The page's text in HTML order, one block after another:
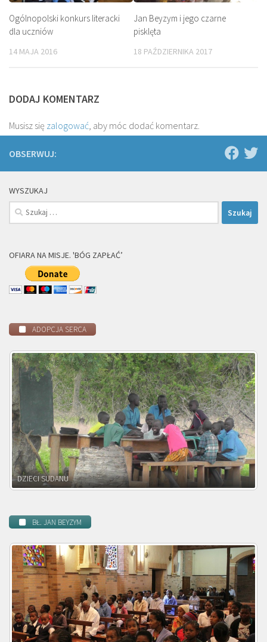
Ogólnopolski konkurs literacki
dla uczniów
14 MAJA 2016
Jan Beyzym i jego czarne
pisklęta
18 PAŹDZIERNIKA 2017
DODAJ KOMENTARZ
Musisz się zalogować, aby móc dodać komentarz.
OBSERWUJ:
WYSZUKAJ
Szukaj:
OFIARA NA MISJE. 'BÓG ZAPŁAĆ’
ADOPCJA SERCA
DZIECI ZAMBII
BŁ. JAN BEYZYM